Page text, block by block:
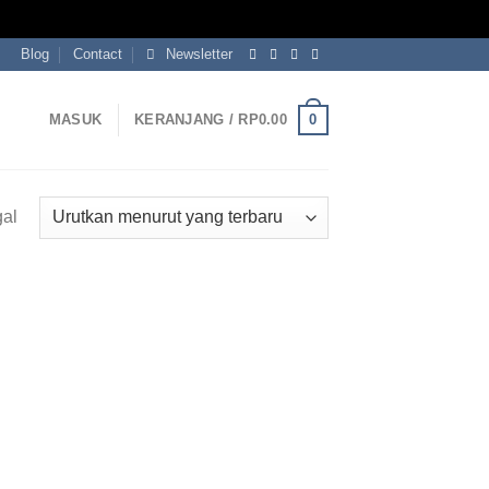
Blog Contact Newsletter
MASUK KERANJANG / RP0.00 0